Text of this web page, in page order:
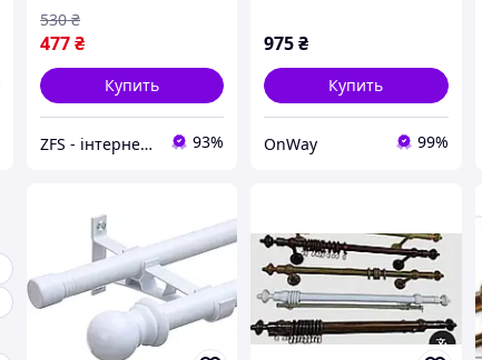
477₴
530 ₴
Купить
ZFS - інтернет-магазин товарів для дому та відпочинку 93%
975₴
Купить
OnWay 99%